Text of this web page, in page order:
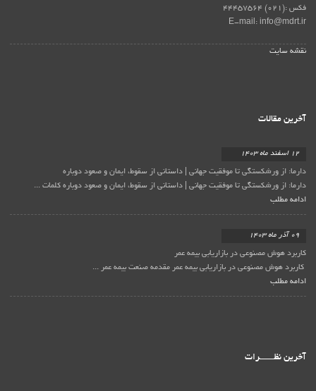
فکس :(021) 44457564
E-mail: info@mdrt.ir
نقشه سایت
آخرین مقالات
12 اسفند ماه 1403
دارما: از ورشکستگی تا موفقیت جهانی | داستانی از سقوط، ایمان و صعود دوباره
دارما: از ورشکستگی تا موفقیت جهانی | داستانی از سقوط، ایمان و صعود دوباره کلمات ...
ادامه مطلب
09 آذر ماه 1403
کاربرد هوش مصنوعی در بازاریابی بیمه عمر
کاربرد هوش مصنوعی در بازاریابی بیمه عمر مقدمه صنعت بیمه عمر ...
ادامه مطلب
آخرین نظـــــــرات